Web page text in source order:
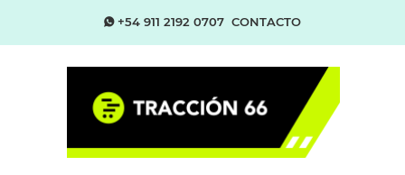
+54 911 2192 0707 CONTACTO